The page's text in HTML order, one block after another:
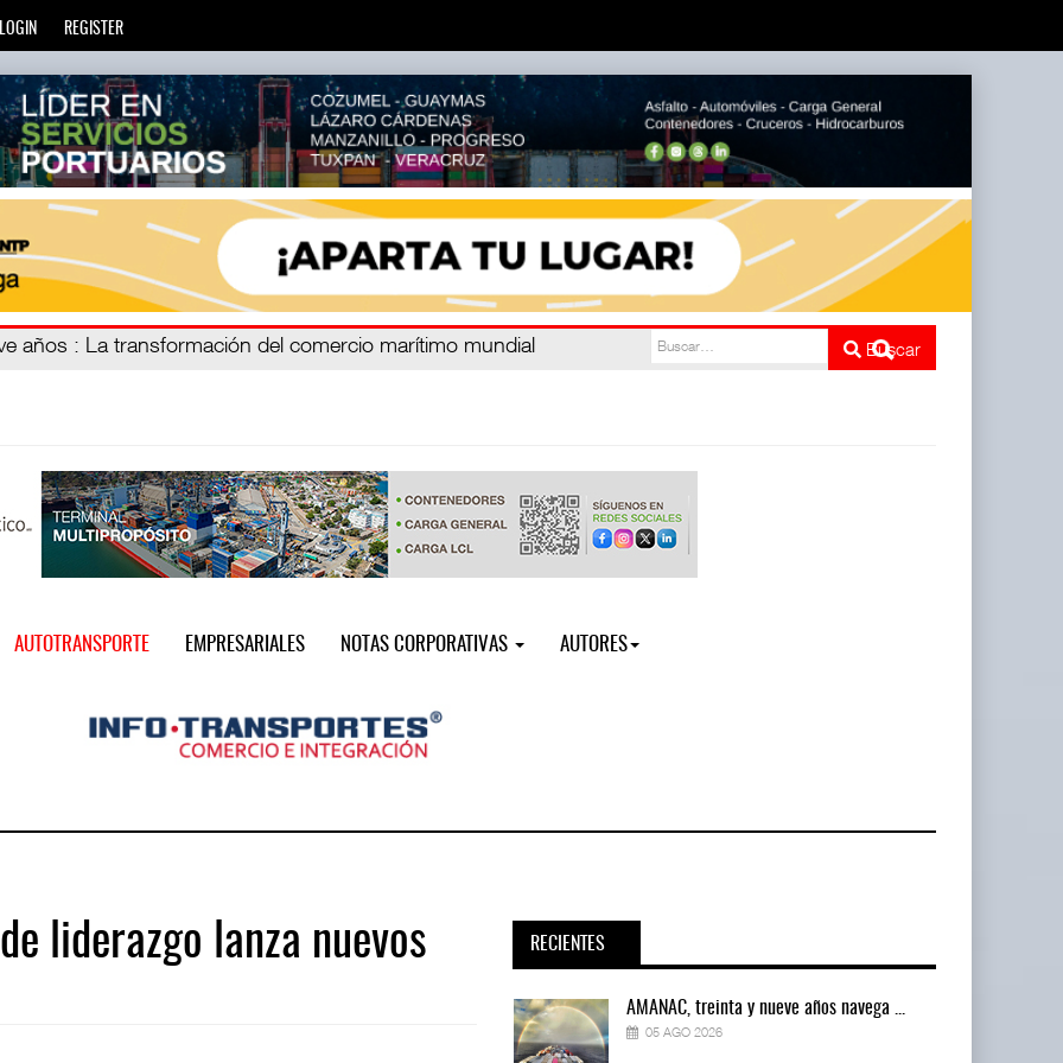
REGISTER
años : La transformación del comercio marítimo mundial Buscar
AUTOTRANSPORTE EMPRESARIALES NOTAS CORPORATIVAS AUTORES
liderazgo lanza nuevos RECIENTES
AMANAC, treinta y nueve años navega ...
05 AGO 2026